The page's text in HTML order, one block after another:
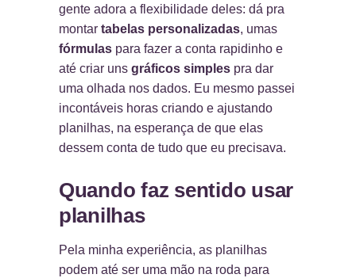
gente adora a flexibilidade deles: dá pra
montar tabelas personalizadas, umas
fórmulas para fazer a conta rapidinho e
até criar uns gráficos simples pra dar
uma olhada nos dados. Eu mesmo passei
incontáveis horas criando e ajustando
planilhas, na esperança de que elas
dessem conta de tudo que eu precisava.
Quando faz sentido usar
planilhas
Pela minha experiência, as planilhas
podem até ser uma mão na roda para